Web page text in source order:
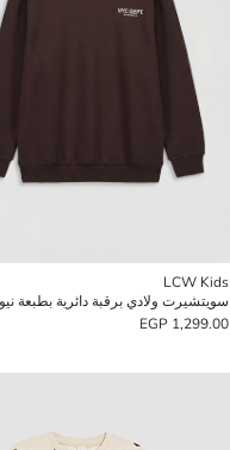
LCW Kids
سويتشيرت ولادي برقبة دائرية بطبعة
1,299.00 EGP